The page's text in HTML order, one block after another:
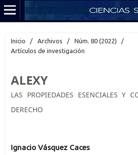
Inicio / Archivos / Núm. 80 (2022)
/
Artículos de investigación
ALEXY
LAS PROPIEDADES ESENCIALES Y
DERECHO
Ignacio Vásquez Caces